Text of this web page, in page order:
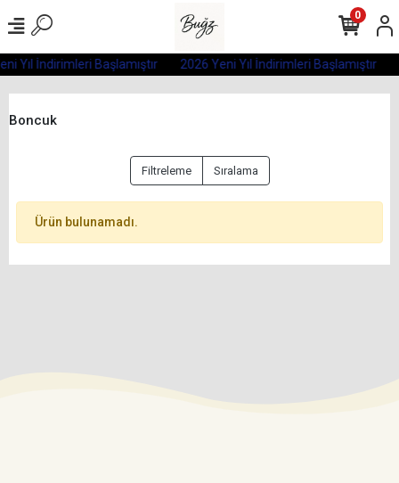
Yıl İndirimleri Başlamıştır 2026 Yeni Yıl İndirimleri Başlamıştır
0
Boncuk
Filtreleme Sıralama
Ürün bulunamadı.